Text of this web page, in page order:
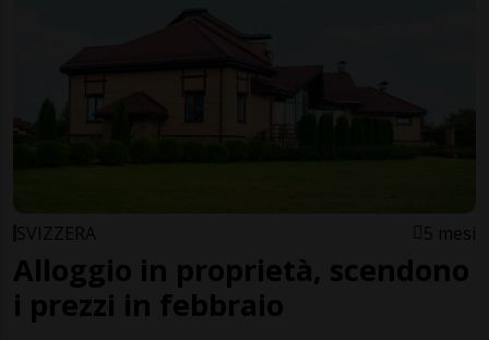
SVIZZERA 5 mesi
Alloggio in proprietà, scendono
i prezzi in febbraio